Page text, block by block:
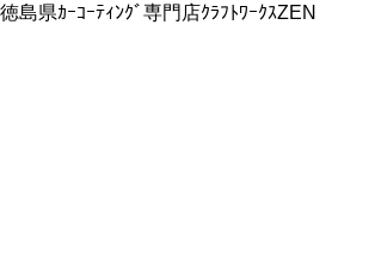
島県ｶｰｺｰﾃｨﾝｸﾞ専門店ｸﾗﾌﾄﾜｰｸｽZEN